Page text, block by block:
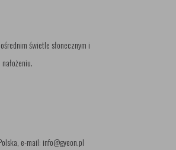
świetle słonecznym i
e-mail: info@gyeon.pl